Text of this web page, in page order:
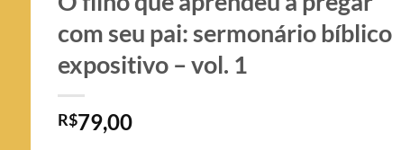
com seu pai: sermonário bíblico
expositivo – vol. 1
R$79,00